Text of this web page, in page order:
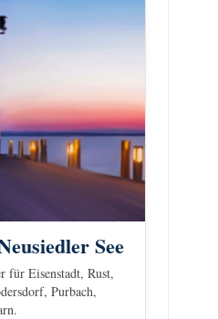
See
für Eisenstadt, Rust,
Purbach,